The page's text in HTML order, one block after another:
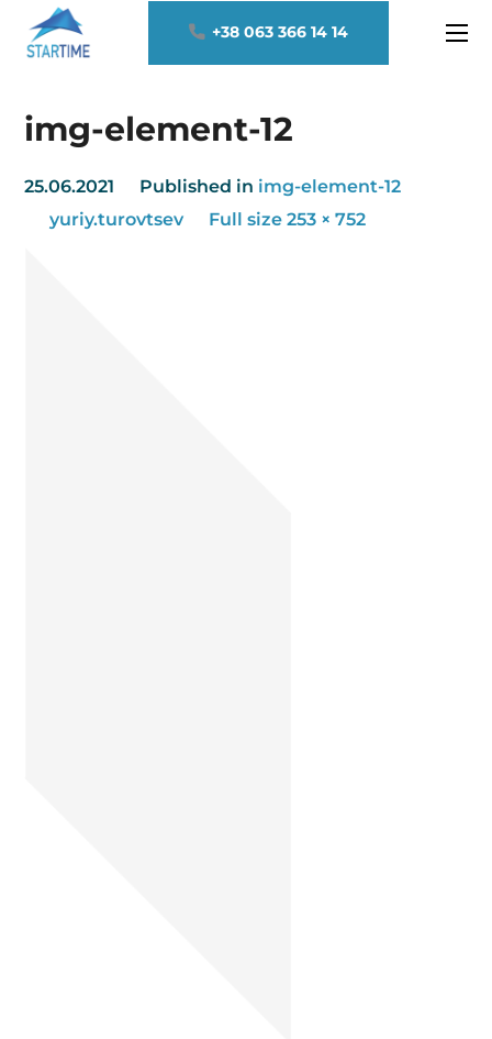
+38 063 366 14 14
img-element-12
25.06.2021 Published in img-element-12
yuriy.turovtsev
Full size 253 × 752